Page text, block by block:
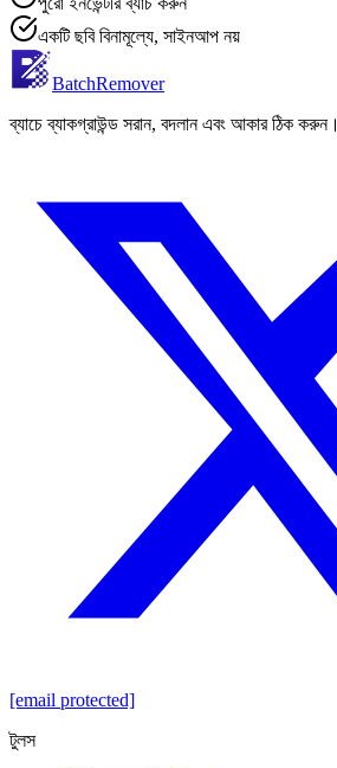
একটি ছবি বিনামূল্যে, সাইনআপ নয়
BatchRemover
ব্যাচে ব্যাকগ্রাউন্ড সরান, বদলান এবং আকার ঠিক করুন।
[email protected]
টুলস